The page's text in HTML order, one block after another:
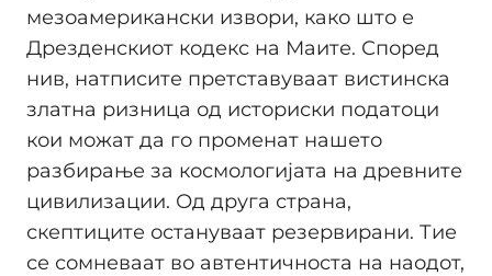
мезоамерикански извори, како што е
Дрезденскиот кодекс на Маите. Според
нив, натписите претставуваат вистинска
златна ризница од историски податоци
кои можат да го променат нашето
разбирање за космологијата на древните
цивилизации. Од друга страна,
скептиците остануваат резервирани. Тие
се сомневаат во автентичноста на наодот,